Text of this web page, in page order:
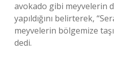
avokado gibi meyvelerin
yapıldığını belirterek,
meyvelerin bölgemize
dedi.